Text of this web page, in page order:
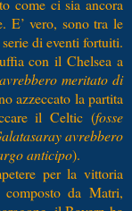
come ci sia ancora
E’ vero, sono tra le
di eventi fortuiti.
con il Chelsea a
avrebbero meritato di
azzeccato la partita
il Celtic (fosse
avrebbero
anticipo).
per la vittoria
da Matri,